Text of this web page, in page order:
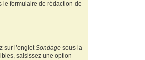
le formulaire de rédaction de
sur l’ongletSondage sous la
saisissez une option